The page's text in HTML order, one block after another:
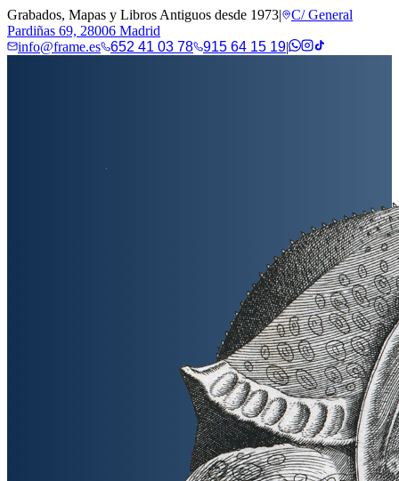
Grabados, Mapas y Libros Antiguos desde 1973|
C/ General
Pardiñas 69, 28006 Madrid
info@frame.es
652 41 03 78 915 64 15 19|